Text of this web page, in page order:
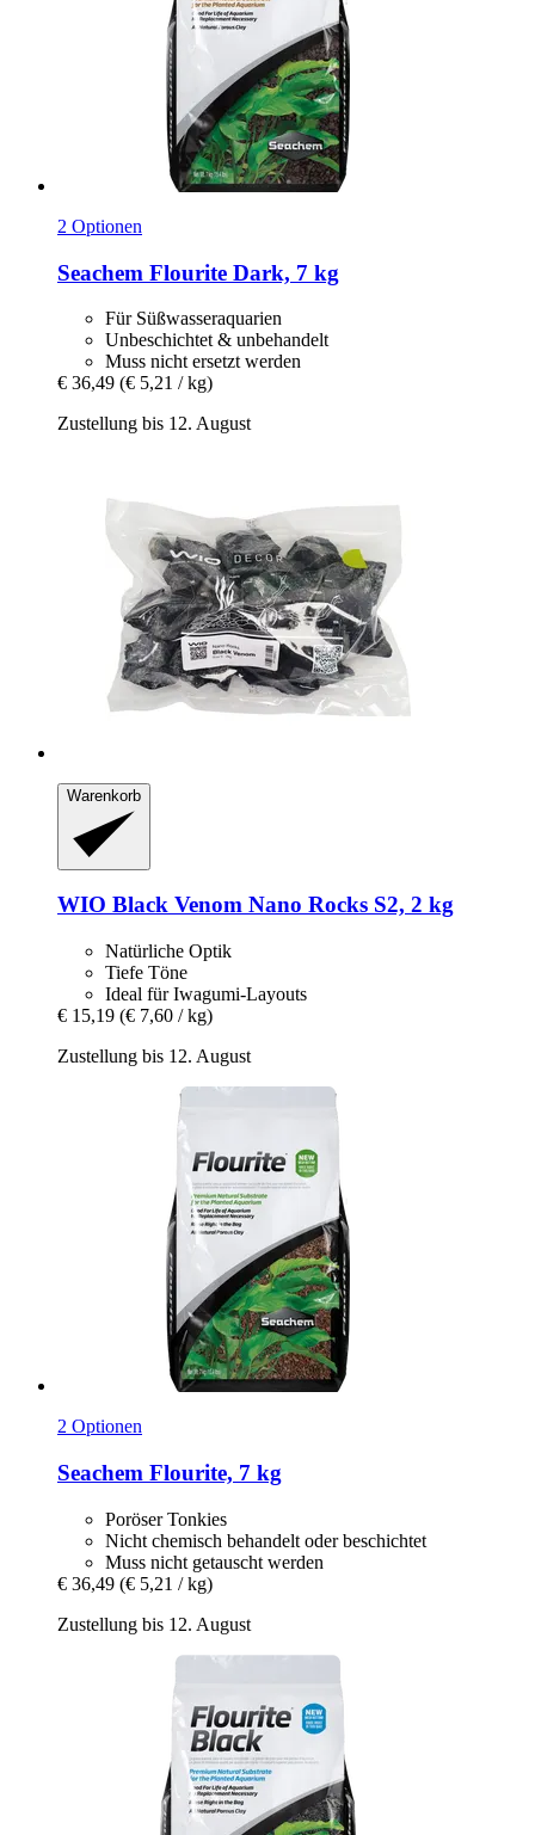
2 Optionen
Seachem Flourite Dark, 7 kg
Für Süßwasseraquarien
Unbeschichtet & unbehandelt
Muss nicht ersetzt werden
€ 36,49 (€ 5,21 / kg)
Zustellung bis 12. August
Warenkorb
WIO Black Venom Nano Rocks S2, 2 kg
Natürliche Optik
Tiefe Töne
Ideal für Iwagumi-Layouts
€ 15,19 (€ 7,60 / kg)
Zustellung bis 12. August
2 Optionen
Seachem Flourite, 7 kg
Poröser Tonkies
Nicht chemisch behandelt oder beschichtet
Muss nicht getauscht werden
€ 36,49 (€ 5,21 / kg)
Zustellung bis 12. August